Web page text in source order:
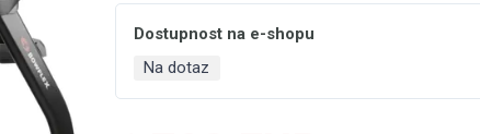
Dostupnost na e-shopu
Na dotaz